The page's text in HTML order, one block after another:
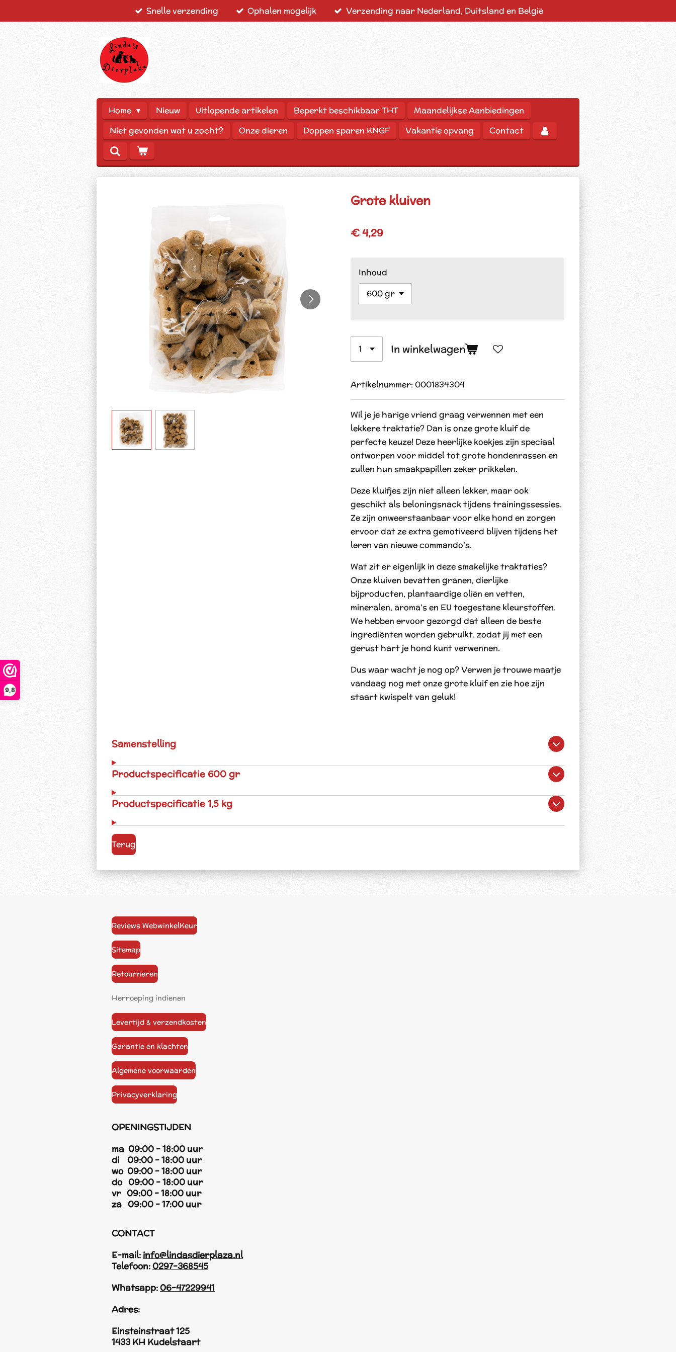
9,8
Snelle verzending Ophalen mogelijk Verzending naar Nederland, Duitsland en België
Home Nieuw Uitlopende artikelen Beperkt beschikbaar THT
Maandelijkse Aanbiedingen
Niet gevonden wat u zocht?
Onze dieren Doppen sparen KNGF Vakantie opvang Contact
Grote kluiven
€ 4,29
Inhoud
In winkelwagen
Artikelnummer: 0001834304
Wil je je harige vriend graag verwennen met een
lekkere traktatie? Dan is onze grote kluif de
perfecte keuze! Deze heerlijke koekjes zijn speciaal
ontworpen voor middel tot grote hondenrassen en
zullen hun smaakpapillen zeker prikkelen.
Deze kluifjes zijn niet alleen lekker, maar ook
geschikt als beloningsnack tijdens trainingssessies.
Ze zijn onweerstaanbaar voor elke hond en zorgen
ervoor dat ze extra gemotiveerd blijven tijdens het
leren van nieuwe commando's.
Wat zit er eigenlijk in deze smakelijke traktaties?
Onze kluiven bevatten granen, dierlijke
bijproducten, plantaardige oliën en vetten,
mineralen, aroma's en EU toegestane kleurstoffen.
We hebben ervoor gezorgd dat alleen de beste
ingrediënten worden gebruikt, zodat jij met een
gerust hart je hond kunt verwennen.
Dus waar wacht je nog op? Verwen je trouwe maatje
vandaag nog met onze grote kluif en zie hoe zijn
staart kwispelt van geluk!
Samenstelling
Productspecificatie 600 gr
Productspecificatie 1,5 kg
Terug
Reviews WebwinkelKeur
Sitemap
Retourneren
Herroeping indienen
Levertijd & verzendkosten
Garantie en klachten
Algemene voorwaarden
Privacyverklaring
OPENINGSTIJDEN
ma 09:00 - 18:00 uur
di 09:00 - 18:00 uur
wo 09:00 - 18:00 uur
do 09:00 - 18:00 uur
vr 09:00 - 18:00 uur
za 09:00 - 17:00 uur
CONTACT
E-mail: info@lindasdierplaza.nl
Telefoon:0297-368545
Whatsapp:06-47229941
Adres:
Einsteinstraat 125
1433 KH Kudelstaart